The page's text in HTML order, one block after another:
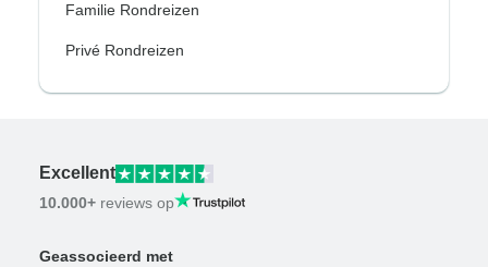
Familie Rondreizen
Privé Rondreizen
Excellent
10.000+ reviews op
Geassocieerd met